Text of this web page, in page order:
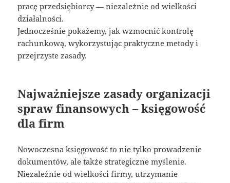
pracę przedsiębiorcy — niezależnie od wielkości
działalności.
Jednocześnie pokażemy, jak wzmocnić kontrolę
rachunkową, wykorzystując praktyczne metody i
przejrzyste zasady.
Najważniejsze zasady organizacji
spraw finansowych – księgowość
dla firm
Nowoczesna księgowość to nie tylko prowadzenie
dokumentów, ale także strategiczne myślenie.
Niezależnie od wielkości firmy, utrzymanie